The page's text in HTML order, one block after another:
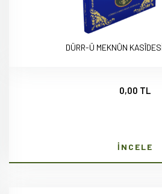
DÜRR-Ü MEKNÛN
0,00 TL
İNCELE